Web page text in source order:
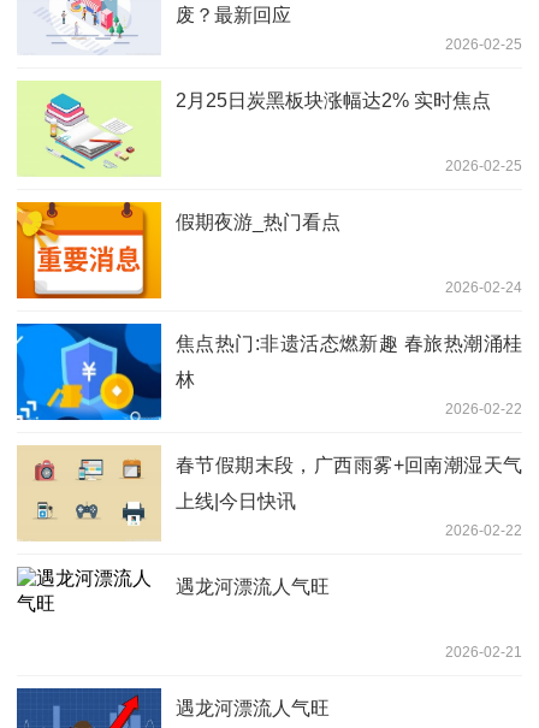
废？最新回应
2026-02-25
2月25日炭黑板块涨幅达2% 实时焦点
2026-02-25
假期夜游_热门看点
2026-02-24
焦点热门:非遗活态燃新趣 春旅热潮涌桂
林
2026-02-22
春节假期末段，广西雨雾+回南潮湿天气
上线|今日快讯
2026-02-22
遇龙河漂流人气旺
2026-02-21
遇龙河漂流人气旺